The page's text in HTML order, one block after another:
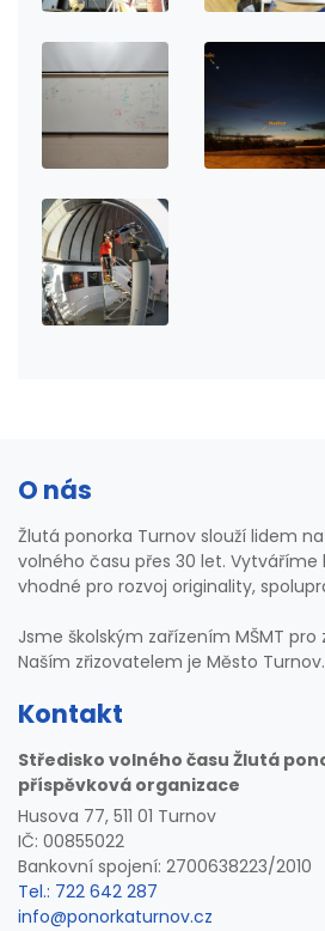
O nás
Žlutá ponorka Turnov slouží lidem
volného času přes 30 let.
vhodné pro rozvoj originality,
Jsme školským zařízením MŠMT
Naším zřizovatelem je Město Turnov.
Kontakt
Středisko volného času Žlutá
příspěvková organizace
Husova 77, 511 01 Turnov
IČ: 00855022
Bankovní spojení: 2700638223/2010
Tel.: 722 642 287
info@ponorkaturnov.cz